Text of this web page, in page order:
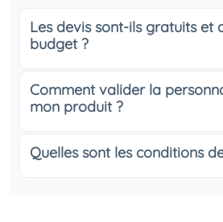
Les devis sont-ils gratuits et
budget ?
Comment valider la
mon produit ?
Quelles sont les conditions